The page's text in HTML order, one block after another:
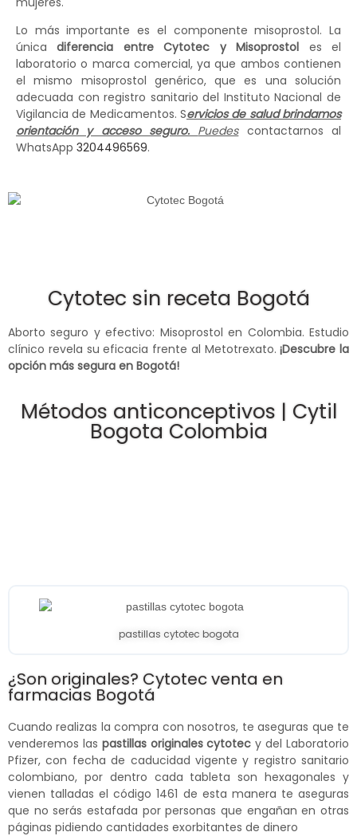
Lo más importante es el componente misoprostol. La
únicadiferencia entre Cytotec y Misoprostol es el
laboratorio o marca comercial, ya que ambos contienen
el mismo misoprostol genérico, que es una solución
adecuada con registro sanitario del Instituto Nacional de
Vigilancia de Medicamentos. Servicios de salud brindamos
orientación y acceso seguro. Puedescontactarnos al
WhatsApp 3204496569.
Cytotec sin receta Bogotá
Aborto seguro y efectivo: Misoprostol en Colombia. Estudio
clínico revela su eficacia frente al Metotrexato.¡Descubre la
opción más segura en Bogotá!
Métodos anticonceptivos | Cytil
Bogota Colombia
pastillas cytotec bogota
¿Son originales? Cytotec venta en
farmacias Bogotá
Cuando realizas la compra con nosotros, te aseguras que te
venderemos las pastillas originales cytotec y del Laboratorio
Pfizer, con fecha de caducidad vigente y registro sanitario
colombiano, por dentro cada tableta son hexagonales y
vienen talladas el código 1461 de esta manera te aseguras
que no serás estafada por personas que engañan en otras
páginas pidiendo cantidades exorbitantes de dinero